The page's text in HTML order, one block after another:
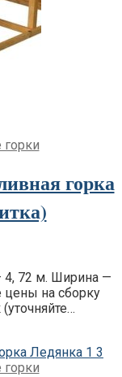
горка
4, 72 м. Ширина —
цены на сборку